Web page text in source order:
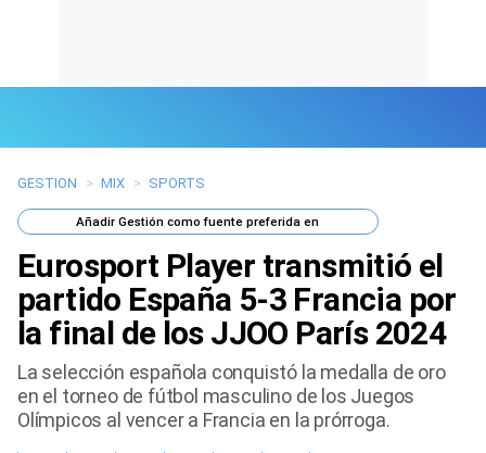
Últimas Noticias
Mi Bolsillo
Respuestas
Gente
Vida Laboral
Tendencias Mix
GESTION > MIX > SPORTS
AñadirGestión como fuente preferida en
Eurosport Player transmitió el
partido España 5-3 Francia por
la final de los JJOO París 2024
La selección española conquistó la medalla de oro
en el torneo de fútbol masculino de los Juegos
Olímpicos al vencer a Francia en la prórroga.